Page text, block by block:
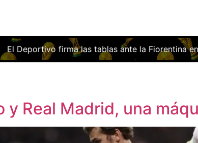
firma las tablas ante la Fiorentina en la primera
Real Madrid, una